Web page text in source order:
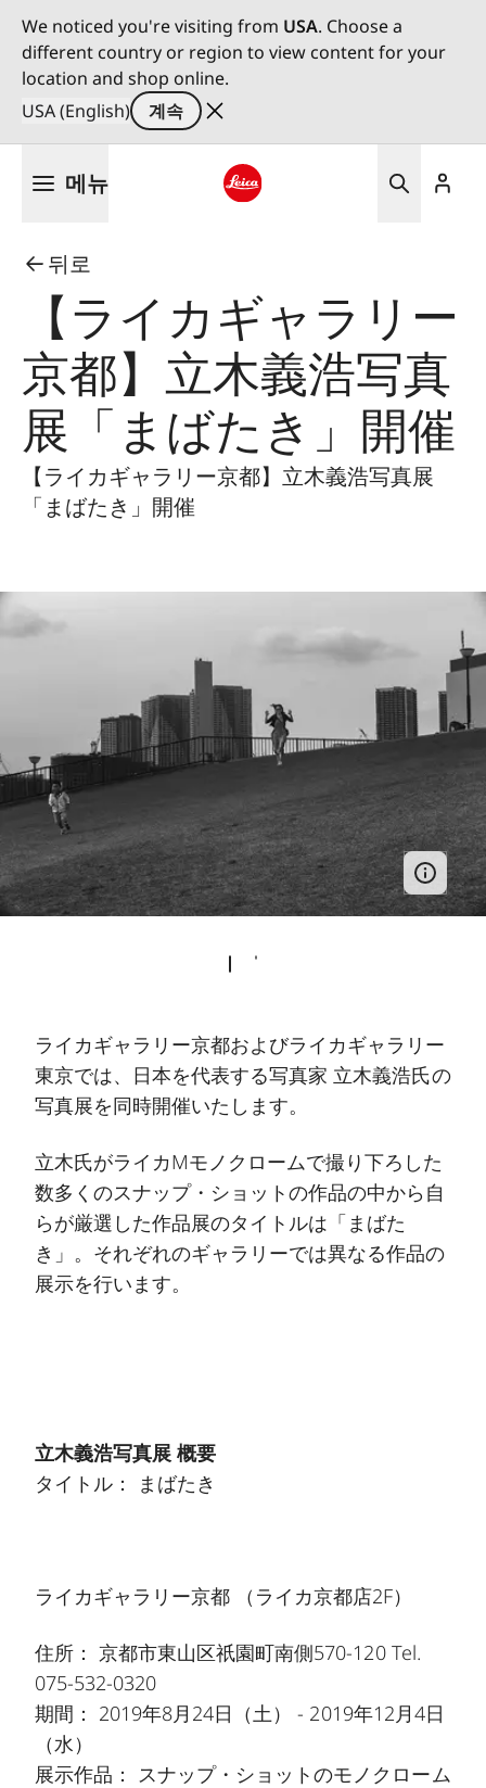
We noticed you're visiting from USA. Choose a
different country or region to view content for your
location and shop online.
USA (English)
계속
메뉴
뒤로
【ライカギャラリー
京都】立木義浩写真
展「まばたき」開催
【ライカギャラリー京都】立木義浩写真展
「まばたき」開催
ライカギャラリー京都およびライカギャラリー
東京では、日本を代表する写真家 立木義浩氏の
写真展を同時開催いたします。
立木氏がライカMモノクロームで撮り下ろした
数多くのスナップ・ショットの作品の中から自
らが厳選した作品展のタイトルは「まばた
き」。それぞれのギャラリーでは異なる作品の
展示を行います。
立木義浩写真展 概要
タイトル： まばたき
ライカギャラリー京都 （ライカ京都店2F）
住所： 京都市東山区祇園町南側570-120 Tel.
075-532-0320
期間： 2019年8月24日（土） - 2019年12月4日
（水）
展示作品： スナップ・ショットのモノクローム